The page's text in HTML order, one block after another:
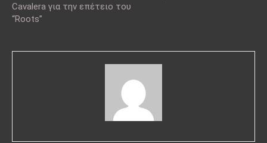
Cavalera για την επέτειο του
“Roots”